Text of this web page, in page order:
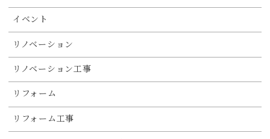
イベント
リノベーション
リノベーション工事
リフォーム
リフォーム工事